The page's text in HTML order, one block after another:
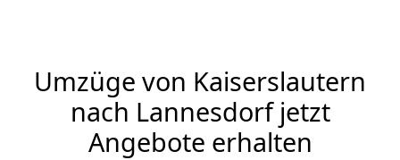
Umzüge von Kaiserslautern
nach Lannesdorf jetzt
Angebote erhalten